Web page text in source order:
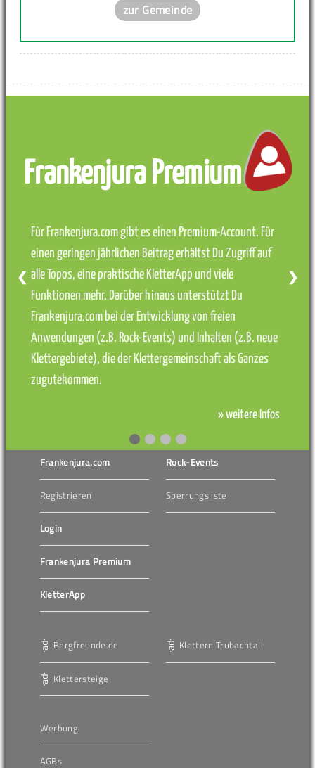
zur Gemeinde
Frankenjura Premium
Für Frankenjura.com gibt es einen Premium-Account. Für
einen geringen jährlichen Beitrag erhältst Du Zugriff auf
alle Topos, eine praktische KletterApp und viele
Funktionen mehr. Darüber hinaus unterstützt Du
Frankenjura.com bei der Entwicklung von freien
Anwendungen (z.B. Rock-Events) und Inhalten (z.B. neue
Klettergebiete), die der Klettergemeinschaft als Ganzes
zugutekommen.
» weitere Infos
❮ ❯
Frankenjura.com
Registrieren
Login
Frankenjura Premium
KletterApp
Rock-Events
Sperrungsliste
Bergfreunde.de
Klettersteige
Klettern Trubachtal
Werbung
AGBs